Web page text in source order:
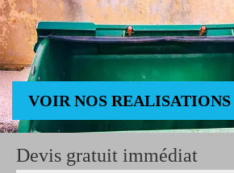
VOIR NOS REALISATIONS
Devis gratuit immédiat